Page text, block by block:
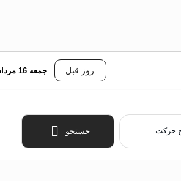
روز قبل جمعه 16 مرداد
حرکت جستجو